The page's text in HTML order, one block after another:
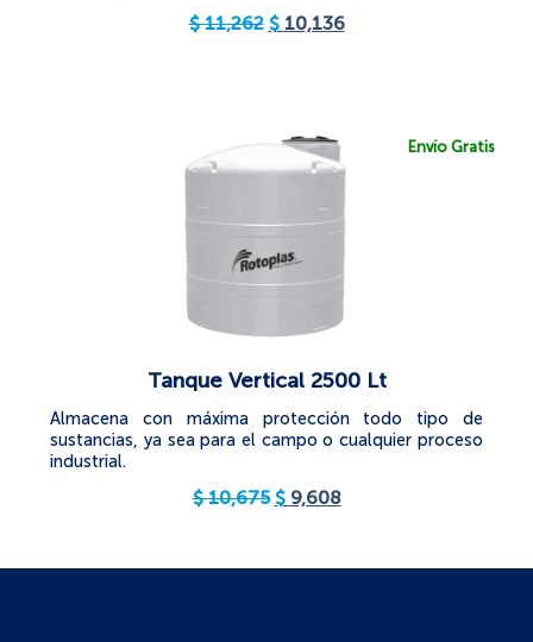
$11,262 $ 10,136
Envío Gratis
Tanque Vertical 2500 Lt
Almacena con máxima protección todo tipo de
sustancias, ya sea para el campo o cualquier proceso
industrial.
$10,675 $ 9,608